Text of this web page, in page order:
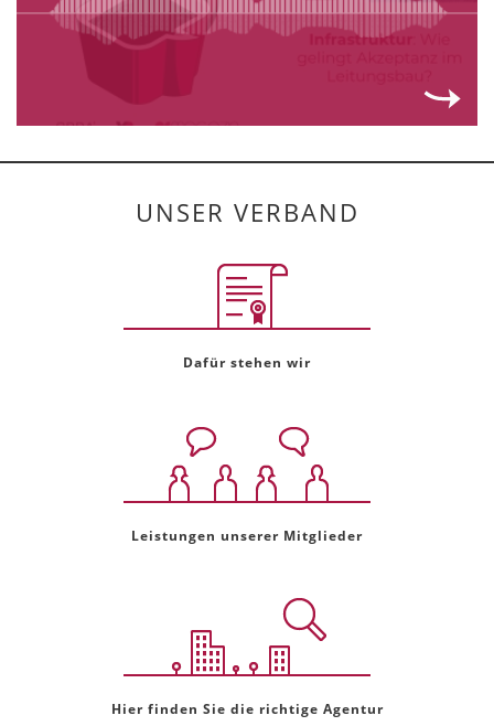
UNSER VERBAND
Dafür stehen wir
Leistungen unserer Mitglieder
Hier finden Sie die richtige Agentur